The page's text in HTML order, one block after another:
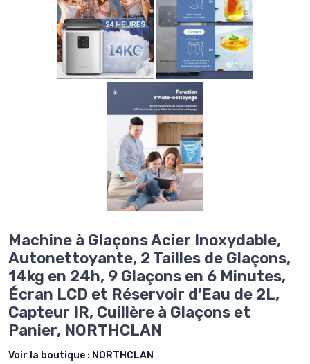
Machine à Glaçons Acier Inoxydable,
Autonettoyante, 2 Tailles de Glaçons,
14kg en 24h, 9 Glaçons en 6 Minutes,
Écran LCD et Réservoir d'Eau de 2L,
Capteur IR, Cuillère à Glaçons et
Panier, NORTHCLAN
Voir la boutique : NORTHCLAN